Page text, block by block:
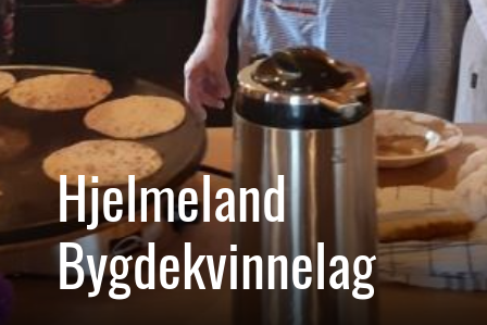
Hjelmeland
Bygdekvinnelag